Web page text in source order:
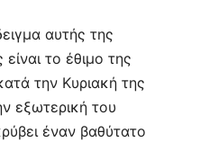
αυτής της
το έθιμο της
την Κυριακή της
εξωτερική του
έναν βαθύτατο